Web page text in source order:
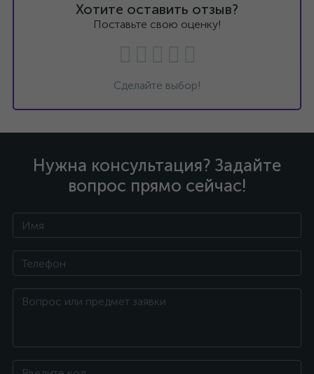
Хотите оставить отзыв?
Поставьте свою оценку!
Сделайте выбор!
Нужна консультация? Задайте
вопрос прямо сейчас!